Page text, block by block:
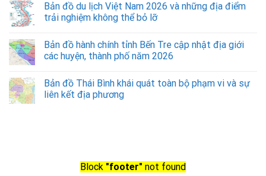
Bản đồ du lịch Việt Nam 2026 và những địa điểm
trải nghiệm không thể bỏ lỡ
Bản đồ hành chính tỉnh Bến Tre cập nhật địa giới
các huyện, thành phố năm 2026
Bản đồ Thái Bình khái quát toàn bộ phạm vi và sự
liên kết địa phương
Block "footer" not found